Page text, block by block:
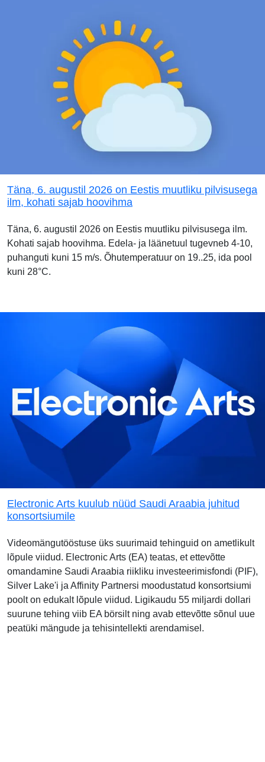
Täna, 6. augustil 2026 on Eestis muutliku pilvisusega
ilm, kohati sajab hoovihma
Täna, 6. augustil 2026 on Eestis muutliku pilvisusega ilm.
Kohati sajab hoovihma. Edela- ja läänetuul tugevneb 4-10,
puhanguti kuni 15 m/s. Õhutemperatuur on 19..25, ida pool
kuni 28°C.
Electronic Arts kuulub nüüd Saudi Araabia juhitud
konsortsiumile
Videomängutööstuse üks suurimaid tehinguid on ametlikult
lõpule viidud. Electronic Arts (EA) teatas, et ettevõtte
omandamine Saudi Araabia riikliku investeerimisfondi (PIF),
Silver Lake'i ja Affinity Partnersi moodustatud konsortsiumi
poolt on edukalt lõpule viidud. Ligikaudu 55 miljardi dollari
suurune tehing viib EA börsilt ning avab ettevõtte sõnul uue
peatüki mängude ja tehisintellekti arendamisel.